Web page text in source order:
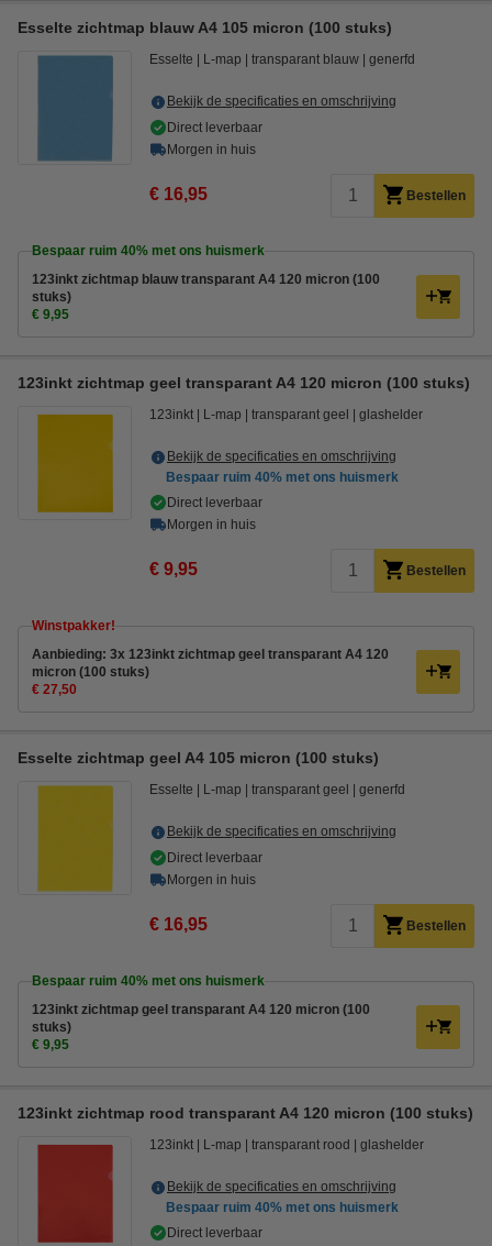
Esselte zichtmap blauw A4 105 micron (100 stuks)
Esselte L-map transparant blauw generfd
Bekijk de specificaties en omschrijving
Direct leverbaar
Morgen in huis
€ 16,95 Bestellen
Bespaar ruim 40% met ons huismerk
123inkt zichtmap blauw transparant A4 120 micron (100
stuks)
€ 9,95
123inkt zichtmap geel transparant A4 120 micron (100 stuks)
123inkt L-map transparant geel glashelder
Bekijk de specificaties en omschrijving
Bespaar ruim 40% met ons huismerk
Direct leverbaar
Morgen in huis
€ 9,95 Bestellen
Winstpakker!
Aanbieding: 3x 123inkt zichtmap geel transparant A4 120
micron (100 stuks)
€ 27,50
Esselte zichtmap geel A4 105 micron (100 stuks)
Esselte L-map transparant geel generfd
Bekijk de specificaties en omschrijving
Direct leverbaar
Morgen in huis
€ 16,95 Bestellen
Bespaar ruim 40% met ons huismerk
123inkt zichtmap geel transparant A4 120 micron (100
stuks)
€ 9,95
123inkt zichtmap rood transparant A4 120 micron (100 stuks)
123inkt L-map transparant rood glashelder
Bekijk de specificaties en omschrijving
Bespaar ruim 40% met ons huismerk
Direct leverbaar